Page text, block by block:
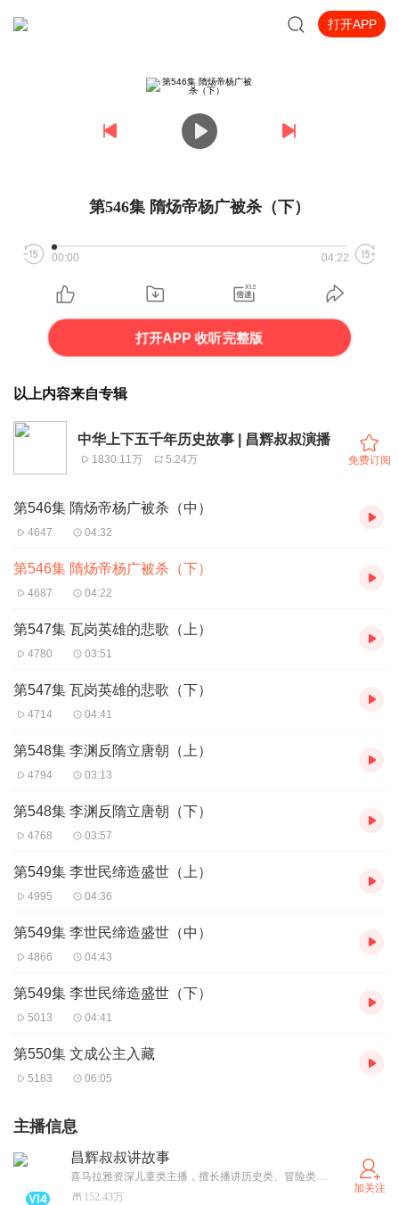
打开APP
第546集 隋炀帝杨广被杀（下）
00:00 04:22
打开APP 收听完整版
以上内容来自专辑
中华上下五千年历史故事 | 昌辉叔叔演播
1830.11万 5.24万 免费订阅
第546集 隋炀帝杨广被杀（中）
4647 04:32
第546集 隋炀帝杨广被杀（下）
4687 04:22
第547集 瓦岗英雄的悲歌（上）
4780 03:51
第547集 瓦岗英雄的悲歌（下）
4714 04:41
第548集 李渊反隋立唐朝（上）
4794 03:13
第548集 李渊反隋立唐朝（下）
4768 03:57
第549集 李世民缔造盛世（上）
4995 04:36
第549集 李世民缔造盛世（中）
4866 04:43
第549集 李世民缔造盛世（下）
5013 04:41
第550集 文成公主入藏
5183 06:05
主播信息
昌辉叔叔讲故事
喜马拉雅资深儿童类主播，擅长播讲历史类、冒险类、体育类儿童故事。欢迎相关故事创作者联系合作！
152.43万
加关注